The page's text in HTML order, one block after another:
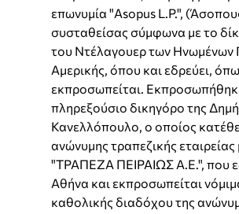
επωνυμία "Asopus L.P.",
συσταθείσας σύμφωνα με το
του Ντέλαγουερ των Ηνωμένων
Αμερικής, όπου και εδρεύει,
εκπροσωπείται.
πληρεξούσιο δικηγόρο της
Κανελλόπουλο, ο οποίος
ανώνυμης τραπεζικής
"ΤΡΑΠΕΖΑ ΠΕΙΡΑΙΩΣ Α.Ε.", που
Αθήνα και εκπροσωπείται
καθολικής διαδόχου της